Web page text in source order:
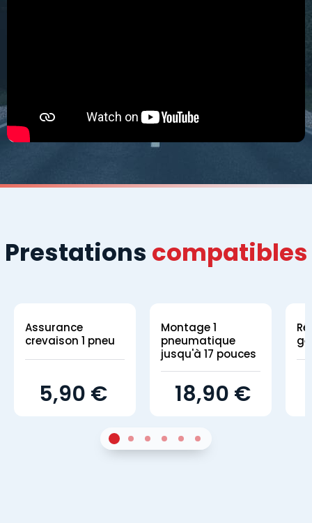
Prestations compatibles
Assurance
crevaison 1 pneu
5,90 €
Montage 1
pneumatique
jusqu'à 17 pouces
18,90 €
Sur 42Sur 43Sur 44Sur 45Sur 46Sur 4